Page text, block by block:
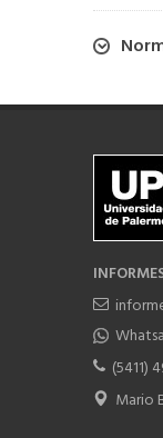
(5411)
Mario